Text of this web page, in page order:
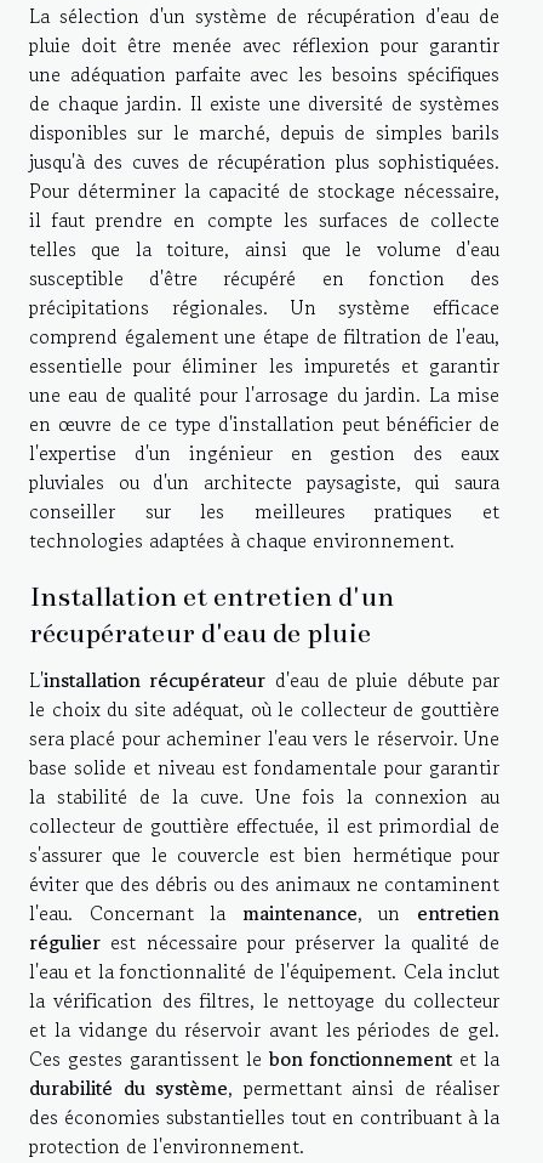
La sélection d'un système de récupération d'eau de
pluie doit être menée avec réflexion pour garantir
une adéquation parfaite avec les besoins spécifiques
de chaque jardin. Il existe une diversité de systèmes
disponibles sur le marché, depuis de simples barils
jusqu'à des cuves de récupération plus sophistiquées.
Pour déterminer la capacité de stockage nécessaire,
il faut prendre en compte les surfaces de collecte
telles que la toiture, ainsi que le volume d'eau
susceptible d'être récupéré en fonction des
précipitations régionales. Un système efficace
comprend également une étape de filtration de l'eau,
essentielle pour éliminer les impuretés et garantir
une eau de qualité pour l'arrosage du jardin. La mise
en œuvre de ce type d'installation peut bénéficier de
l'expertise d'un ingénieur en gestion des eaux
pluviales ou d'un architecte paysagiste, qui saura
conseiller sur les meilleures pratiques et
technologies adaptées à chaque environnement.
Installation et entretien d'un
récupérateur d'eau de pluie
L'installation récupérateur d'eau de pluie débute par
le choix du site adéquat, où le collecteur de gouttière
sera placé pour acheminer l'eau vers le réservoir. Une
base solide et niveau est fondamentale pour garantir
la stabilité de la cuve. Une fois la connexion au
collecteur de gouttière effectuée, il est primordial de
s'assurer que le couvercle est bien hermétique pour
éviter que des débris ou des animaux ne contaminent
l'eau. Concernant la maintenance, un entretien
régulier est nécessaire pour préserver la qualité de
l'eau et la fonctionnalité de l'équipement. Cela inclut
la vérification des filtres, le nettoyage du collecteur
et la vidange du réservoir avant les périodes de gel.
Ces gestes garantissent le bon fonctionnementet la
durabilité du système, permettant ainsi de réaliser
des économies substantielles tout en contribuant à la
protection de l'environnement.